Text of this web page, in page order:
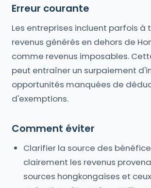
Erreur courante
Les entreprises incluent parfois à
revenus générés en dehors de
comme revenus imposables.
peut entraîner un surpaiement
opportunités manquées de
d'exemptions.
Comment éviter
Clarifier la source des
clairement les revenus
sources hongkongaises et